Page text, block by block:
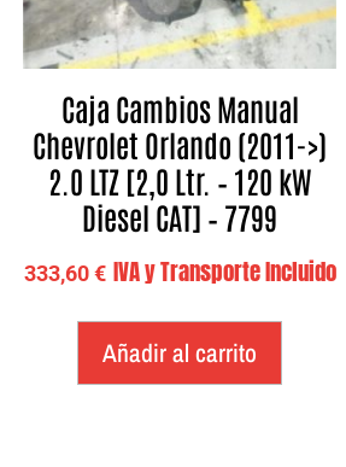
Caja Cambios Manual
Chevrolet Orlando (2011->)
2.0 LTZ [2,0 Ltr. – 120 kW
Diesel CAT] – 7799
333,60€ IVA y Transporte Incluido
Añadir al carrito